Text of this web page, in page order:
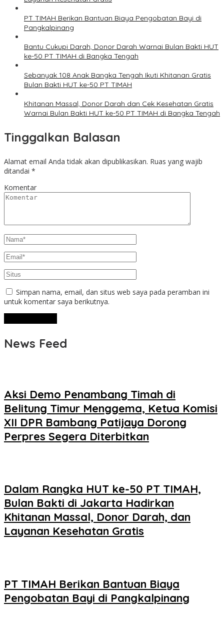
PT TIMAH Berikan Bantuan Biaya Pengobatan Bayi di
Pangkalpinang
Bantu Cukupi Darah, Donor Darah Warnai Bulan Bakti HUT
ke-50 PT TIMAH di Bangka Tengah
Sebanyak 108 Anak Bangka Tengah Ikuti Khitanan Gratis
Bulan Bakti HUT ke-50 PT TIMAH
Khitanan Massal, Donor Darah dan Cek Kesehatan Gratis
Warnai Bulan Bakti HUT ke-50 PT TIMAH di Bangka Tengah
Tinggalkan Balasan
Alamat email Anda tidak akan dipublikasikan. Ruas yang wajib
ditandai *
Komentar
Simpan nama, email, dan situs web saya pada peramban ini
untuk komentar saya berikutnya.
News Feed
Aksi Demo Penambang Timah di
Belitung Timur Menggema, Ketua Komisi
XII DPR Bambang Patijaya Dorong
Perpres Segera Diterbitkan
Dalam Rangka HUT ke-50 PT TIMAH,
Bulan Bakti di Jakarta Hadirkan
Khitanan Massal, Donor Darah, dan
Layanan Kesehatan Gratis
PT TIMAH Berikan Bantuan Biaya
Pengobatan Bayi di Pangkalpinang